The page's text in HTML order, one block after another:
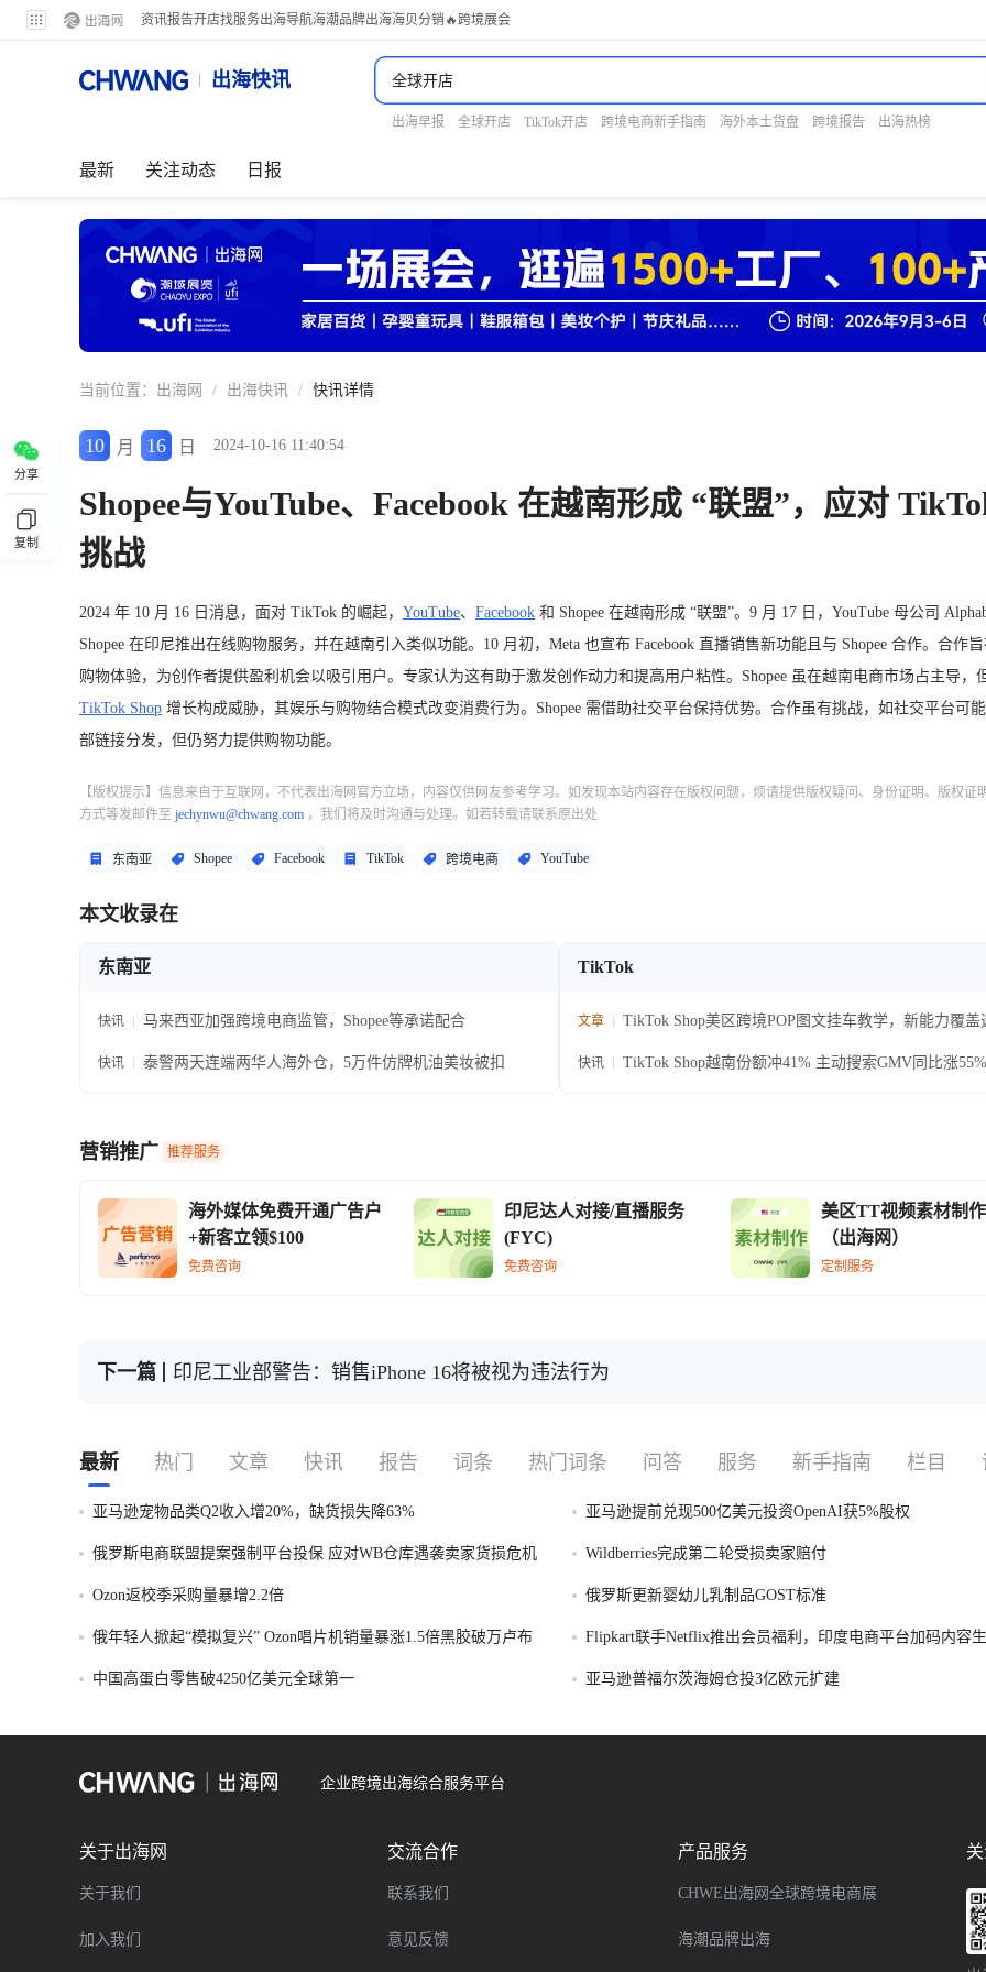
资讯报告开店找服务出海导航海潮品牌出海海贝分销 🔥跨境展会
出海快讯
出海早报 全球开店 TikTok开店 跨境电商新手指南 海外本土货盘 跨境报告 出海热榜
最新 关注动态 日报
当前位置： 出海网 / 出海快讯 / 快讯详情
分享
复制
10 月 16 日 2024-10-16 11:40:54
Shopee与YouTube、Facebook 在越南形成 “联盟”，应对
挑战
2024 年 10 月 16 日消息，面对 TikTok 的崛起， YouTube、 Facebook 和 Shopee 在越南形成 “联盟”。9 月 17 日，YouTube 母公司
Shopee 在印尼推出在线购物服务，并在越南引入类似功能。10 月初，Meta 也宣布 Facebook 直播销售新功能且与 Shopee 合作。合作
购物体验，为创作者提供盈利机会以吸引用户。专家认为这有助于激发创作动力和提高用户粘性。Shopee 虽在越南电商市场占主导，
TikTok Shop 增长构成威胁，其娱乐与购物结合模式改变消费行为。Shopee 需借助社交平台保持优势。合作虽有挑战，如社交平台可
部链接分发，但仍努力提供购物功能。
【版权提示】信息来自于互联网，不代表出海网官方立场，内容仅供网友参考学习。如发现本站内容存在版权问题，烦请提供版权疑问、身份证明、版权证
方式等发邮件至 jechynwu@chwang.com ，我们将及时沟通与处理。如若转载请联系原出处
东南亚 Shopee Facebook TikTok 跨境电商 YouTube
本文收录在
东南亚
快讯 马来西亚加强跨境电商监管，Shopee等承诺配合
快讯 泰警两天连端两华人海外仓，5万件仿牌机油美妆被扣
TikTok
文章
TikTok Shop美区跨境POP图文挂车教学，新能力覆盖
快讯 TikTok Shop越南份额冲41% 主动搜索GMV同比涨55%
营销推广 推荐服务
海外媒体免费开通广告户
+新客立领$100
免费咨询
印尼达人对接/直播服务
(FYC)
免费咨询
美区TT视频素材制作
（出海网）
定制服务
下一篇 印尼工业部警告：销售iPhone 16将被视为违法行为
最新 热门 文章 快讯 报告 词条 热门词条 问答 服务 新手指南 栏目
亚马逊宠物品类Q2收入增20%，缺货损失降63% 亚马逊提前兑现500亿美元投资OpenAI获5%股权
俄罗斯电商联盟提案强制平台投保 应对WB仓库遇袭卖家货损危机 Wildberries完成第二轮受损卖家赔付
Ozon返校季采购量暴增2.2倍 俄罗斯更新婴幼儿乳制品GOST标准
俄年轻人掀起“模拟复兴” Ozon唱片机销量暴涨1.5倍黑胶破万卢布 Flipkart联手Netflix推出会员福利，印度电商平台加码内容
中国高蛋白零售破4250亿美元全球第一 亚马逊普福尔茨海姆仓投3亿欧元扩建
企业跨境出海综合服务平台
关于出海网
关于我们
加入我们
交流合作
联系我们
意见反馈
产品服务
CHWE出海网全球跨境电商展
海潮品牌出海
关